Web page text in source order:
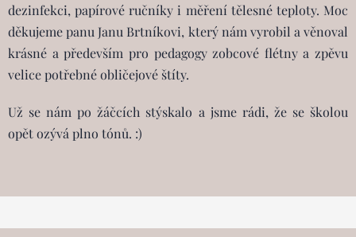
dezinfekci, papírové ručníky i měření tělesné teploty. Moc
děkujeme panu Janu Brtníkovi, který nám vyrobil a věnoval
krásné a především pro pedagogy zobcové flétny a zpěvu
velice potřebné obličejové štíty.
Už se nám po žáčcích stýskalo a jsme rádi, že se školou
opět ozývá plno tónů. :)